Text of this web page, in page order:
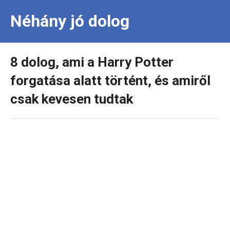
Néhány jó dolog
8 dolog, ami a Harry Potter
forgatása alatt történt, és amiről
csak kevesen tudtak